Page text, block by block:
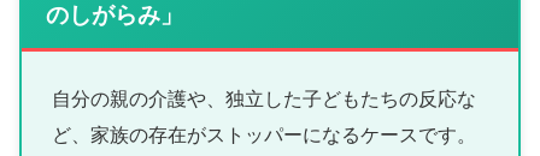
のしがらみ」
自分の親の介護や、独立した子どもたちの反応な
ど、家族の存在がストッパーになるケースです。